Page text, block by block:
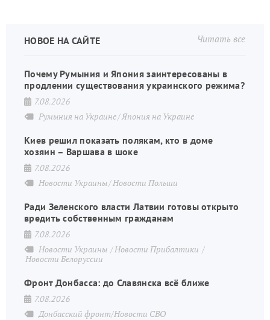
Читать все
НОВОЕ НА САЙТЕ
Почему Румыния и Япония заинтересованы в
продлении существования украинского режима?
7.08.2026
Румыния на Украине Япония на Украине
Киев решил показать полякам, кто в доме
хозяин – Варшава в шоке
7.08.2026
Новости Украины Новости Польши
Ради Зеленского власти Латвии готовы открыто
вредить собственным гражданам
7.08.2026
Новости Украины
Новости Прибалтики
Новости Белоруссии
Фронт Донбасса: до Славянска всё ближе
7.08.2026
Донбасский фронт/Новости СВО